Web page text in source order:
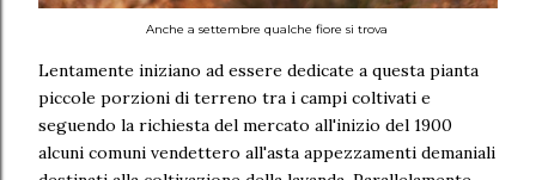
Anche a settembre qualche fiore si trova
Lentamente iniziano ad essere dedicate a questa pianta
piccole porzioni di terreno tra i campi coltivati e
seguendo la richiesta del mercato all'inizio del 1900
alcuni comuni vendettero all'asta appezzamenti demaniali